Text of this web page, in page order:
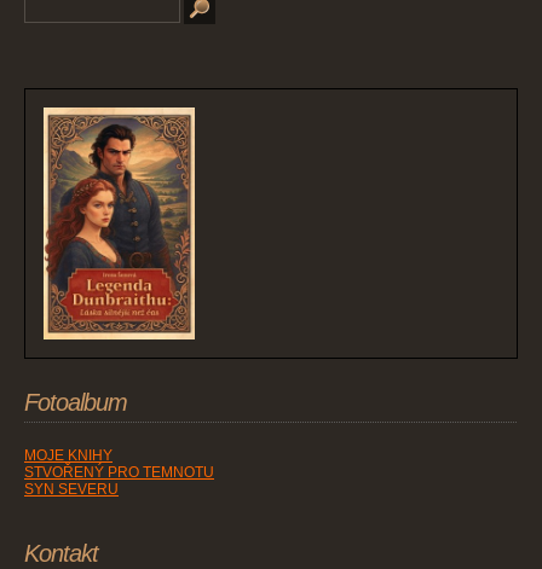
Fotoalbum
MOJE KNIHY
STVOŘENÝ PRO TEMNOTU
SYN SEVERU
Kontakt